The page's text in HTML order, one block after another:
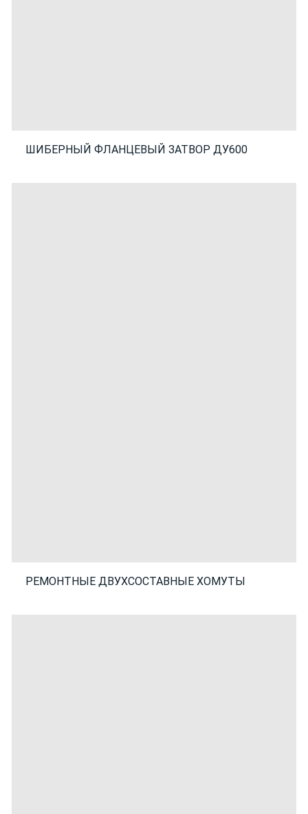
ШИБЕРНЫЙ ФЛАНЦЕВЫЙ ЗАТВОР ДУ600
РЕМОНТНЫЕ ДВУХСОСТАВНЫЕ ХОМУТЫ